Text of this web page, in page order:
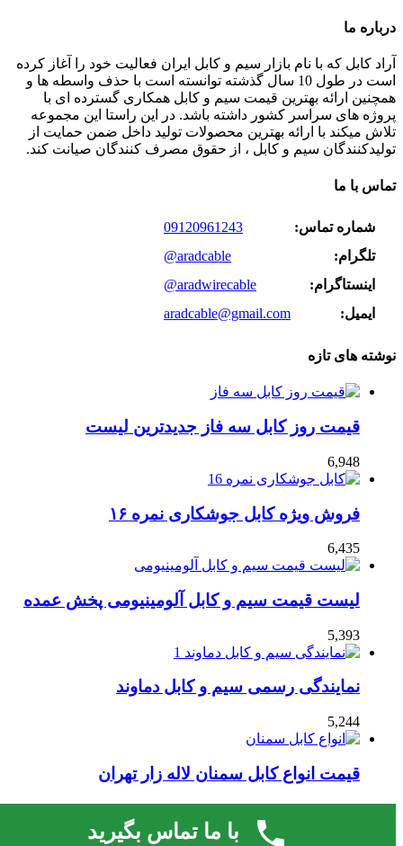
درباره ما
آراد کابل که با نام بازار سیم و کابل ایران فعالیت خود را آغاز کرده
است در طول 10 سال گذشته توانسته است با حذف واسطه ها و
همچنین ارائه بهترین قیمت سیم و کابل همکاری گسترده ای با
پروژه های سراسر کشور داشته باشد. در این راستا این مجموعه
تلاش میکند با ارائه بهترین محصولات تولید داخل ضمن حمایت از
تولیدکنندگان سیم و کابل ، از حقوق مصرف کنندگان صیانت کند.
تماس با ما
شماره تماس:
09120961243
تلگرام:
@aradcable
اینستاگرام:
@aradwirecable
ایمیل:
aradcable@gmail.com
نوشته های تازه
قیمت روز کابل سه فاز جدیدترین لیست
6,948
فروش ویژه کابل جوشکاری نمره ۱۶
6,435
لیست قیمت سیم و کابل آلومینیومی پخش عمده
5,393
نمایندگی رسمی سیم و کابل دماوند
5,244
قیمت انواع کابل سمنان لاله زار تهران
4,726
© 2026 | کلیه حقوق مادی و معنوی این وب سایت متعلق است به
با ما تماس بگیرید
لایسنس فعال نشده است، برای فعال کردن لایسنس به